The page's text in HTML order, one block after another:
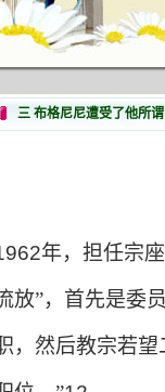
三 布格尼尼遭受了他所
年，担任宗
放”，首先是委
，然后教宗若